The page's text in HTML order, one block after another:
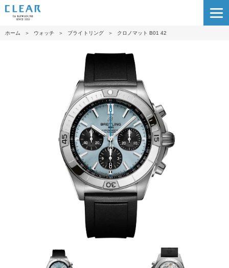
ホーム ＞ ウォッチ ＞ ブライトリング ＞ クロノマット B01 42